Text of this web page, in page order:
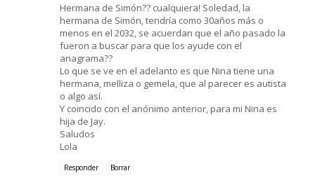
Hermana de Simón?? cualquiera! Soledad, la
hermana de Simón, tendría como 30años más o
menos en el 2032, se acuerdan que el año pasado la
fueron a buscar para que los ayude con el
anagrama??
Lo que se ve en el adelanto es que Nina tiene una
hermana, melliza o gemela, que al parecer es autista
o algo así.
Y coincido con el anónimo anterior, para mi Nina es
hija de Jay.
Saludos
Lola
Responder Borrar